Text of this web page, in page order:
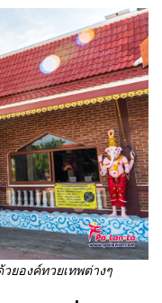
ยองค์ทวยเทพต่างๆ